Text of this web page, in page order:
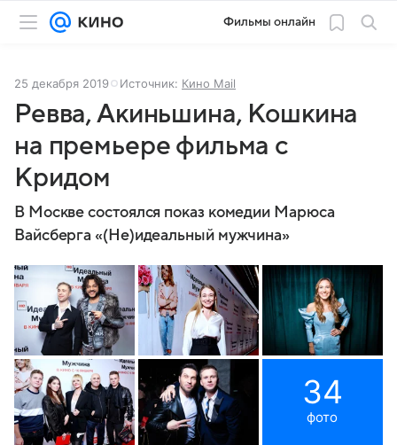
Фильмы онлайн
25 декабря 2019 Источник: Кино Mail
Ревва, Акиньшина, Кошкина
на премьере фильма с
Кридом
В Москве состоялся показ комедии Марюса
Вайсберга «(Не)идеальный мужчина»
34
фото